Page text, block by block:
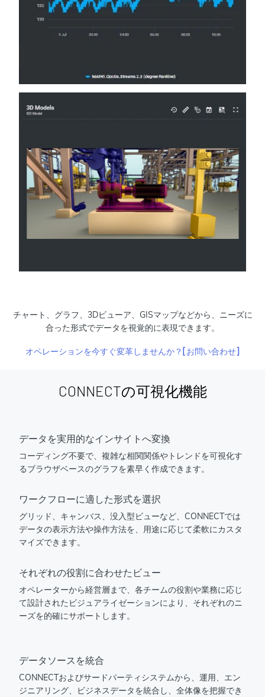
チャート、グラフ、3Dビューア、GISマップなどから、ニーズに
合った形式でデータを視覚的に表現できます。
オペレーションを今すぐ変革しませんか？[お問い合わせ]
CONNECTの可視化機能
データを実用的なインサイトへ変換
コーディング不要で、複雑な相関関係やトレンドを可視化す
るブラウザベースのグラフを素早く作成できます。
ワークフローに適した形式を選択
グリッド、キャンバス、没入型ビューなど、CONNECTでは
データの表示方法や操作方法を、用途に応じて柔軟にカスタ
マイズできます。
それぞれの役割に合わせたビュー
オペレーターから経営層まで、各チームの役割や業務に応じ
て設計されたビジュアライゼーションにより、それぞれのニ
ーズを的確にサポートします。
データソースを統合
CONNECTおよびサードパーティシステムから、運用、エン
ジニアリング、ビジネスデータを統合し、全体像を把握でき